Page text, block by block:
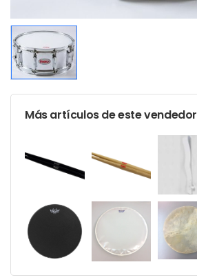
Más artículos de este vendedor